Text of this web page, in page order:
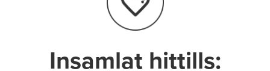
I
n
Insamlat hittills: